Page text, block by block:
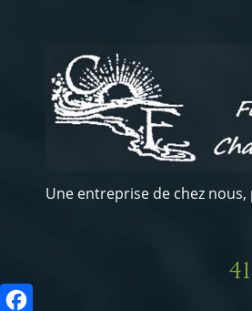
Une entreprise de chez nous,